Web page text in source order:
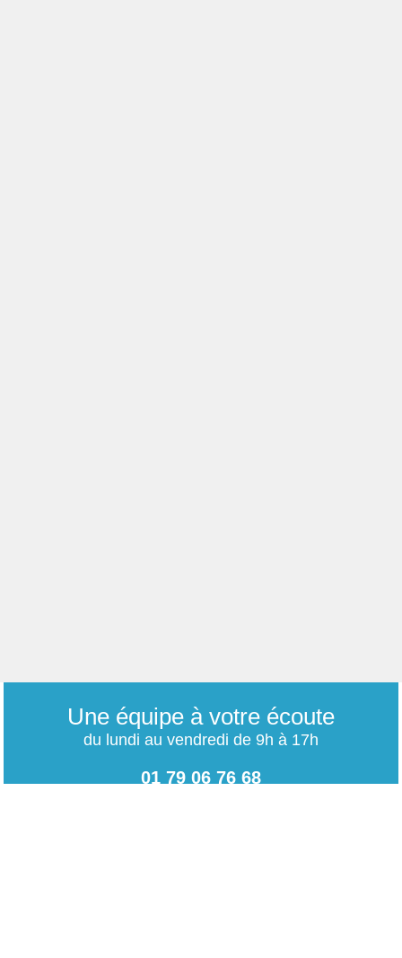
Une équipe à votre écoute
du lundi au vendredi de 9h à 17h
01 79 06 76 68